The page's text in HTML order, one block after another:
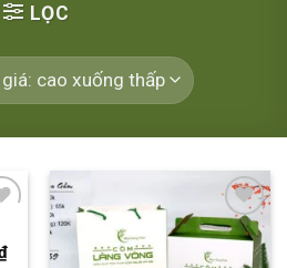
LỌC
Add to
wishlist